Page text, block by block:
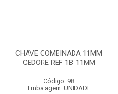
CHAVE COMBINADA 11MM
GEDORE REF 1B-11MM
Código: 98
Embalagem: UNIDADE